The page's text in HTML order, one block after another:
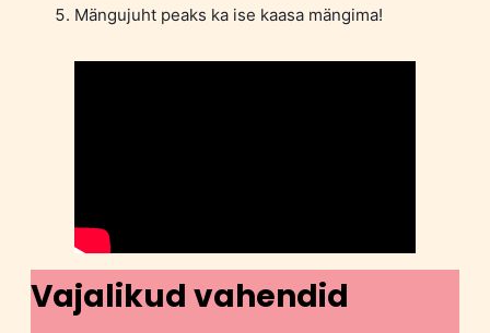
Mängujuht peaks ka ise kaasa mängima!
Vajalikud vahendid